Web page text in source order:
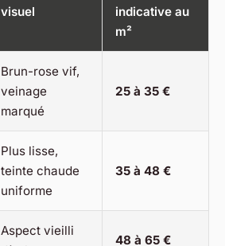
visuel
indicative au
m²
Brun-rose vif,
veinage
marqué
25 à 35 €
Plus lisse,
teinte chaude
uniforme
35 à 48 €
Aspect vieilli
48 à 65 €